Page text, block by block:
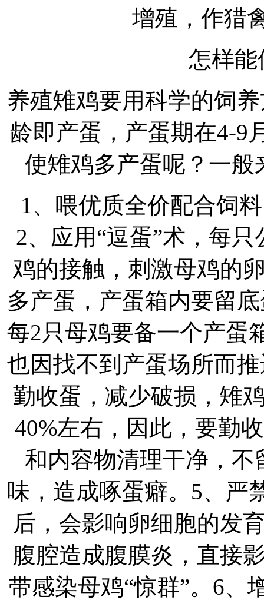
增殖，作猎
怎样能
养殖雉鸡要用科学的饲
龄即产蛋，产蛋期在4-9
使雉鸡多产蛋呢？一
1、喂优质全价配合饲
2、应用“逗蛋”术，每
鸡的接触，刺激母鸡的
多产蛋，产蛋箱内要留
每2只母鸡要备一个产蛋
也因找不到产蛋场所而
勤收蛋，减少破损，雉
40%左右，因此，要勤
和内容物清理干净，
味，造成啄蛋癖。5、严
后，会影响卵细胞的发
腹腔造成腹膜炎，直接
带感染母鸡“惊群”。6、